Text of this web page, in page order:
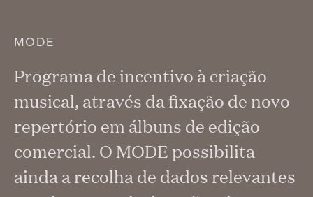
MODE
Programa de incentivo à criação
musical, através da fixação de novo
repertório em álbuns de edição
comercial. O MODE possibilita
ainda a recolha de dados relevantes